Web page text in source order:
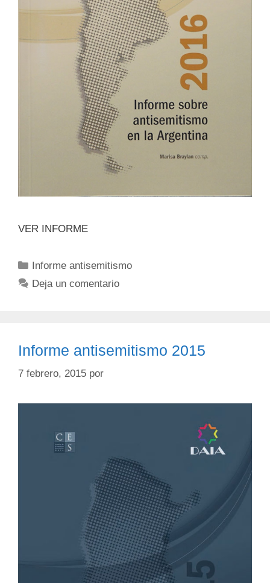
VER INFORME
Informe antisemitismo
Deja un comentario
Informe antisemitismo 2015
7 febrero, 2015 por